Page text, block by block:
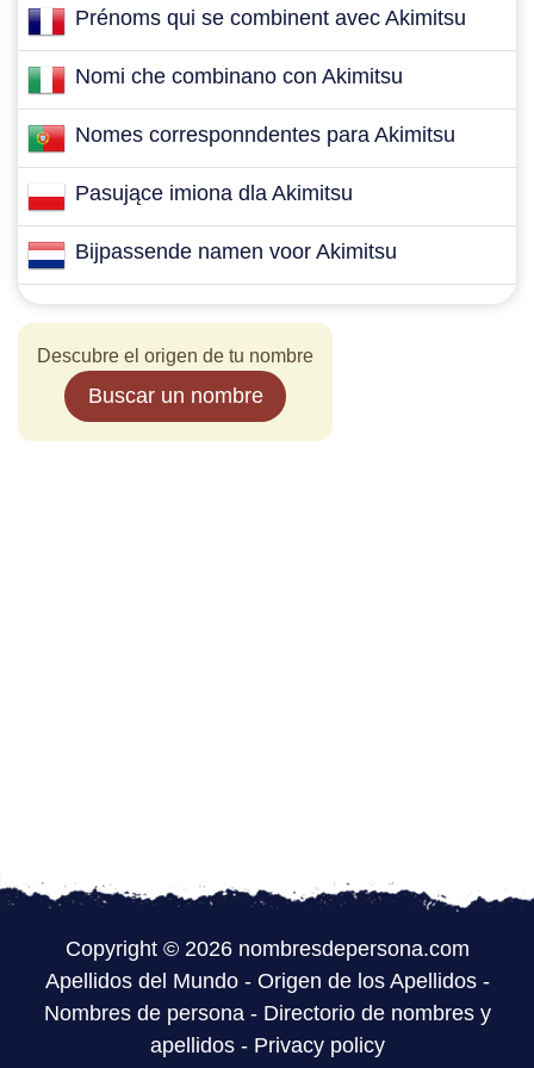
Prénoms qui se combinent avec Akimitsu
Nomi che combinano con Akimitsu
Nomes corresponndentes para Akimitsu
Pasujące imiona dla Akimitsu
Bijpassende namen voor Akimitsu
Descubre el origen de tu nombre
Buscar un nombre
Copyright © 2026 nombresdepersona.com
Apellidos del Mundo- Origen de los Apellidos-
Nombres de persona- Directorio de nombres y
apellidos- Privacy policy